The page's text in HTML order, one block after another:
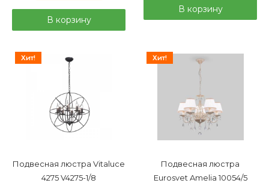
В корзину
В корзину
Хит!
Подвесная люстра Vitaluce
4275 V4275-1/8
Хит!
Подвесная люстра
Eurosvet Amelia 10054/5